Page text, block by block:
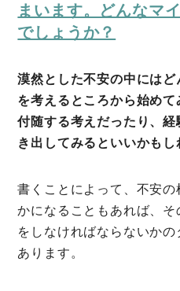
まいます。どんなマ
でしょうか？
漠然とした不安の中には
を考えるところから始め
付随する考えだったり、
き出してみるといいかもし
書くことによって、不安
かになることもあれば、
をしなければならないか
あります。